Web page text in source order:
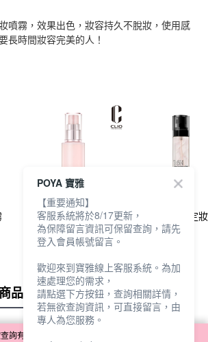
噴霧，效果出色，妝容持久不脫妝，使用感
長時間妝容完美的人！
CLIO珂莉奧 玩美恆久
定妝噴霧50ml
NT$400
MKUP狠持久定
100ml
品 全站排行
詢有關本網站使用 cookie 方式之詳情，及若您不希
POYA 寶雅
【重要通知】
客服系統將於8/17更新，
為保障留言資訊可保留查詢，請先
登入會員帳號留言。
歡迎來到寶雅線上客服系統。為加
速處理您的需求，
請點選下方按鈕，查詢相關詳情，
若無欲查詢資訊，可直接留言，由
專人為您服務。